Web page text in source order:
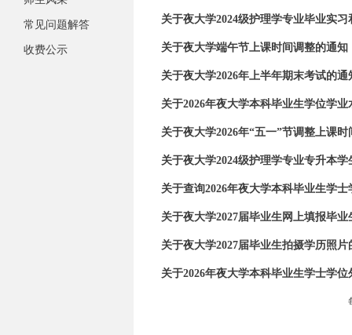
常见问题解答
收费公示
关于夜大学2024级护理学专业毕业实
关于夜大学端午节上课时间调整的通知
关于夜大学2026年上半年期末考试的通
关于2026年夜大学本科毕业生学位学
关于夜大学2026年“五一”节调整上课时
关于夜大学2024级护理学专业专升本
关于查询2026年夜大学本科毕业生学
关于夜大学2027届毕业生网上填报毕
关于夜大学2027届毕业生拍摄学历照片
关于2026年夜大学本科毕业生学士学